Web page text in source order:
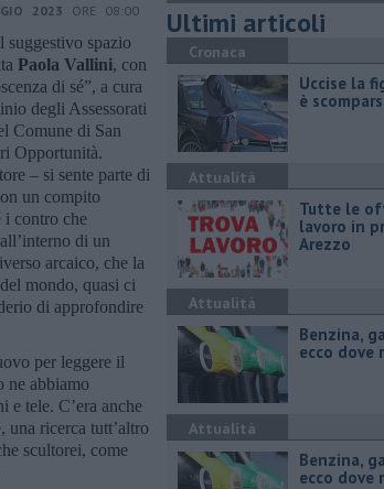
2023 ORE 08:00
suggestivo spazio
Paola Vallini, con
di sé”, a cura
degli Assessorati
Comune di San
Opportunità.
– si sente parte di
un compito
i contro che
di un
arcaico, che la
mondo, quasi ci
di approfondire
per leggere il
ne abbiamo
e tele. C’era anche
una ricerca tutt’altro
scultorei, come
Ultimi articoli
Cronaca
Uccise la
è
Attualità
​Tutte le
lavoro in
Arezzo
Attualità
​Benzina,
ecco dove
Attualità
​Benzina,
ecco dove